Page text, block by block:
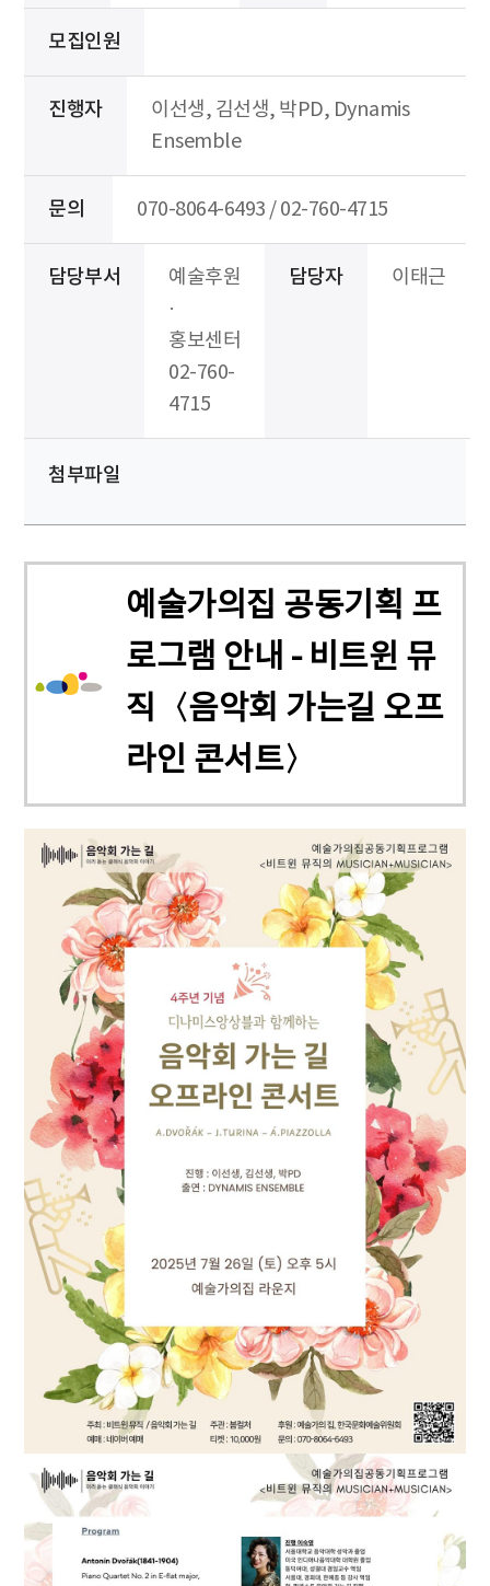
모집인원
진행자
이선생, 김선생, 박PD, Dynamis
Ensemble
문의 070-8064-6493 / 02-760-4715
담당부서
예술후원
·
홍보센터
02-760-
4715
담당자 이태근
첨부파일
예술가의집 공동기획 프
로그램 안내 - 비트윈 뮤
직〈음악회 가는길 오프
라인 콘서트〉